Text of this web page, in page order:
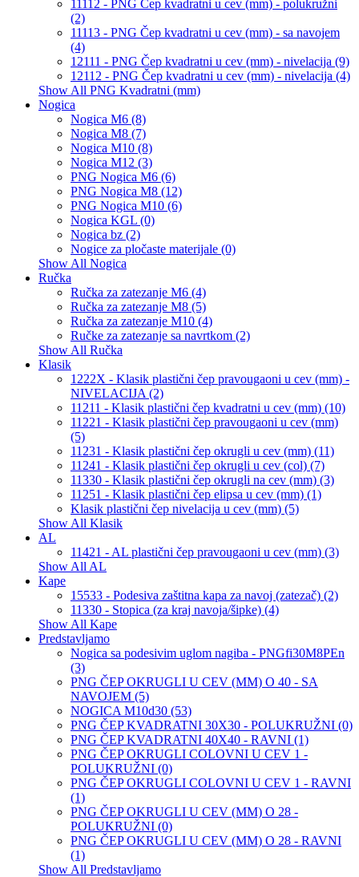
11112 - PNG Čep kvadratni u cev (mm) - polukružni
(2)
11113 - PNG Čep kvadratni u cev (mm) - sa navojem
(4)
12111 - PNG Čep kvadratni u cev (mm) - nivelacija (9)
12112 - PNG Čep kvadratni u cev (mm) - nivelacija (4)
Show All PNG Kvadratni (mm)
Nogica
Nogica M6 (8)
Nogica M8 (7)
Nogica M10 (8)
Nogica M12 (3)
PNG Nogica M6 (6)
PNG Nogica M8 (12)
PNG Nogica M10 (6)
Nogica KGL (0)
Nogica bz (2)
Nogice za pločaste materijale (0)
Show All Nogica
Ručka
Ručka za zatezanje M6 (4)
Ručka za zatezanje M8 (5)
Ručka za zatezanje M10 (4)
Ručke za zatezanje sa navrtkom (2)
Show All Ručka
Klasik
1222X - Klasik plastični čep pravougaoni u cev (mm) -
NIVELACIJA (2)
11211 - Klasik plastični čep kvadratni u cev (mm) (10)
11221 - Klasik plastični čep pravougaoni u cev (mm)
(5)
11231 - Klasik plastični čep okrugli u cev (mm) (11)
11241 - Klasik plastični čep okrugli u cev (col) (7)
11330 - Klasik plastični čep okrugli na cev (mm) (3)
11251 - Klasik plastični čep elipsa u cev (mm) (1)
Klasik plastični čep nivelacija u cev (mm) (5)
Show All Klasik
AL
11421 - AL plastični čep pravougaoni u cev (mm) (3)
Show All AL
Kape
15533 - Podesiva zaštitna kapa za navoj (zatezač) (2)
11330 - Stopica (za kraj navoja/šipke) (4)
Show All Kape
Predstavljamo
Nogica sa podesivim uglom nagiba - PNGfi30M8PEn
(3)
PNG ČEP OKRUGLI U CEV (MM) O 40 - SA
NAVOJEM (5)
NOGICA M10d30 (53)
PNG ČEP KVADRATNI 30X30 - POLUKRUŽNI (0)
PNG ČEP KVADRATNI 40X40 - RAVNI (1)
PNG ČEP OKRUGLI COLOVNI U CEV 1 -
POLUKRUŽNI (0)
PNG ČEP OKRUGLI COLOVNI U CEV 1 - RAVNI
(1)
PNG ČEP OKRUGLI U CEV (MM) O 28 -
POLUKRUŽNI (0)
PNG ČEP OKRUGLI U CEV (MM) O 28 - RAVNI
(1)
Show All Predstavljamo